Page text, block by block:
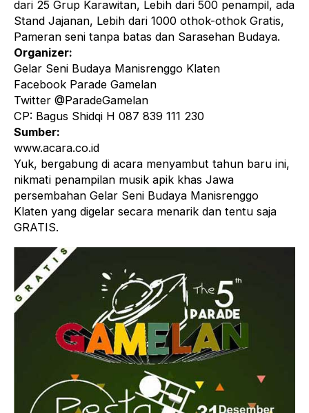
dari 25 Grup Karawitan, Lebih dari 500 penampil, ada
Stand Jajanan, Lebih dari 1000 othok-othok Gratis,
Pameran seni tanpa batas dan Sarasehan Budaya.
Organizer:
Gelar Seni Budaya Manisrenggo Klaten
Facebook Parade Gamelan
Twitter @ParadeGamelan
CP: Bagus Shidqi H 087 839 111 230
Sumber:
www.acara.co.id
Yuk, bergabung di acara menyambut tahun baru ini,
nikmati penampilan musik apik khas Jawa
persembahan Gelar Seni Budaya Manisrenggo
Klaten yang digelar secara menarik dan tentu saja
GRATIS.